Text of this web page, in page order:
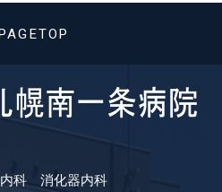
科 消化器内科